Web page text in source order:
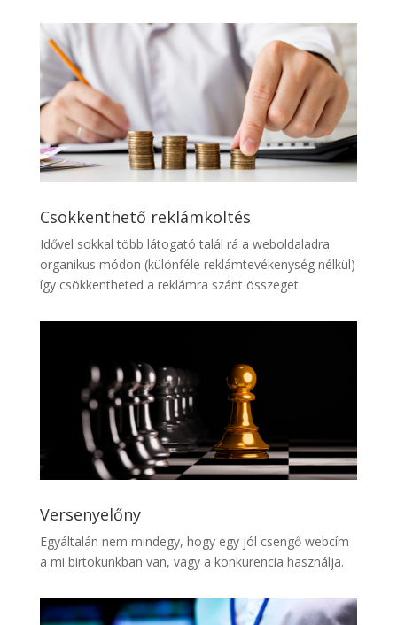
Csökkenthető reklámköltés
Idővel sokkal több látogató talál rá a weboldaladra
organikus módon (különféle reklámtevékenység nélkül)
így csökkentheted a reklámra szánt összeget.
Versenyelőny
Egyáltalán nem mindegy, hogy egy jól csengő webcím
a mi birtokunkban van, vagy a konkurencia használja.